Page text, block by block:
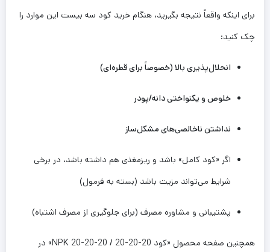
برای اینکه واقعاً نتیجه بگیرید، هنگام خرید کود سه بیست این موارد را
چک کنید:
انحلال‌پذیری بالا (خصوصاً برای قطره‌ای)
خلوص و یکنواختی دانه/پودر
نداشتن ناخالصی‌های مشکل‌ساز
اگر «کود کامل» باشد و ریزمغذی هم داشته باشد، در برخی
شرایط می‌تواند مزیت باشد (بسته به فرمول)
پشتیبانی و مشاوره مصرف (برای جلوگیری از مصرف اشتباه)
همچنین صفحه محصول «کود 20-20-20 / NPK 20-20-20» در